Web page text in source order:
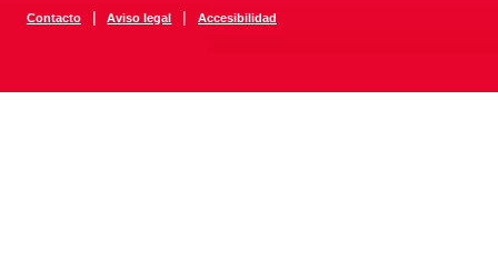
Contacto | Aviso legal | Accesibilidad